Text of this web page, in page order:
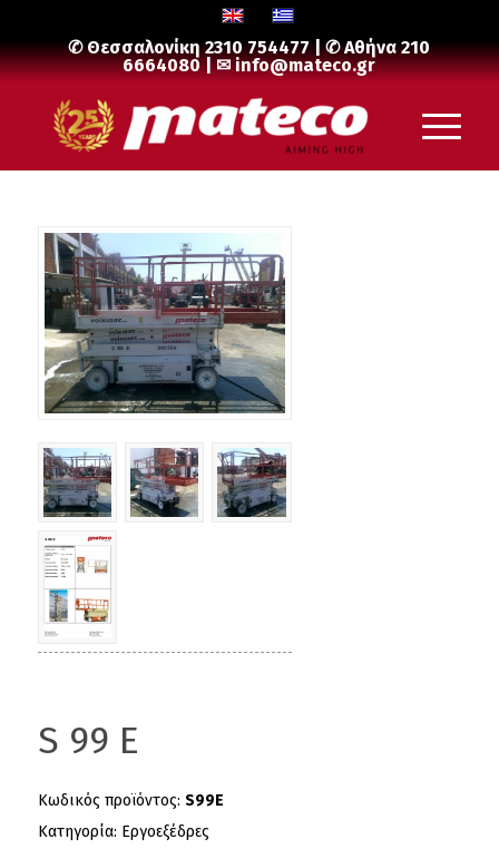
✆ Θεσσαλονίκη2310 754477| ✆ Αθήνα210
6664080| ✉info@mateco.gr
S 99 E
Κωδικός προϊόντος: S99E
Κατηγορία: Εργοεξέδρες